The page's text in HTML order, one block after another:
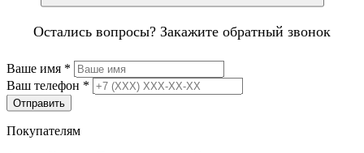
Остались вопросы? Закажите обратный звонок
Ваше имя *
Ваш телефон *
Отправить
Покупателям